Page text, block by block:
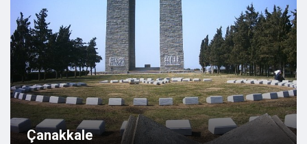
Çanakkale